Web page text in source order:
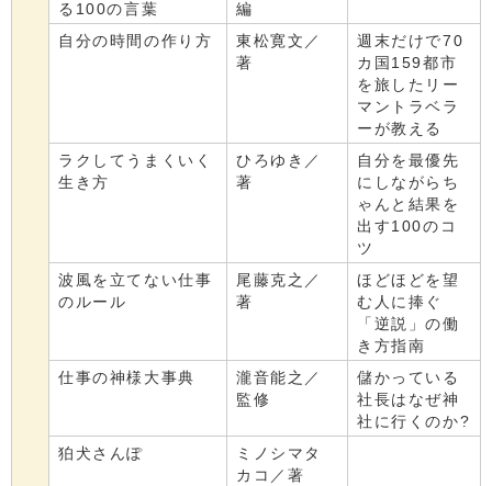
る100の言葉
編
自分の時間の作り方
東松寛文／
著
週末だけで70
カ国159都市
を旅したリー
マントラベラ
ーが教える
ラクしてうまくいく
生き方
ひろゆき／
著
自分を最優先
にしながらち
ゃんと結果を
出す100のコ
ツ
波風を立てない仕事
のルール
尾藤克之／
著
ほどほどを望
む人に捧ぐ
「逆説」の働
き方指南
仕事の神様大事典
瀧音能之／
監修
儲かっている
社長はなぜ神
社に行くのか?
狛犬さんぽ
ミノシマタ
カコ／著